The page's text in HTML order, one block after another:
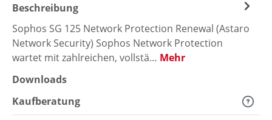
Beschreibung
Sophos SG 125 Network Protection Renewal (Astaro
Network Security) Sophos Network Protection
wartet mit zahlreichen, vollstä… Mehr
Downloads
Kaufberatung